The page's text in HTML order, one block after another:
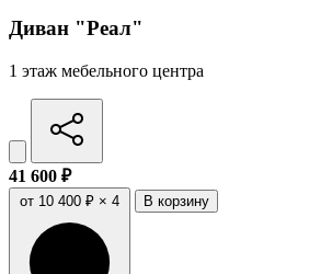
Диван "Реал"
1 этаж мебельного центра
41 600 ₽
от 10 400 ₽ × 4 В корзину